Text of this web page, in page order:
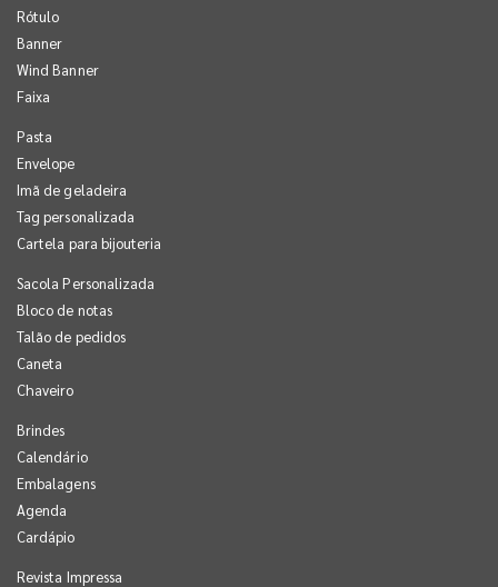
Rótulo
Banner
Wind Banner
Faixa
Pasta
Envelope
Imã de geladeira
Tag personalizada
Cartela para bijouteria
Sacola Personalizada
Bloco de notas
Talão de pedidos
Caneta
Chaveiro
Brindes
Calendário
Embalagens
Agenda
Cardápio
Revista Impressa